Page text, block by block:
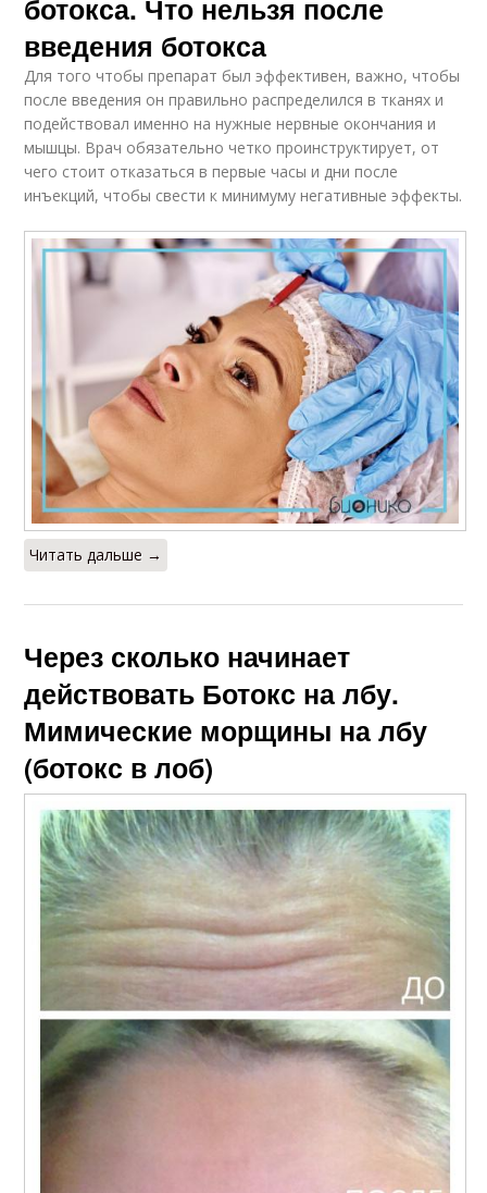
ботокса. Что нельзя после
введения ботокса
Для того чтобы препарат был эффективен, важно, чтобы
после введения он правильно распределился в тканях и
подействовал именно на нужные нервные окончания и
мышцы. Врач обязательно четко проинструктирует, от
чего стоит отказаться в первые часы и дни после
инъекций, чтобы свести к минимуму негативные эффекты.
Читать дальше →
Через сколько начинает
действовать Ботокс на лбу.
Мимические морщины на лбу
(ботокс в лоб)